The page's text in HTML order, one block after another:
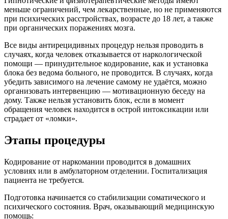
меньше ограничений, чем лекарственные, но не применяются
при психических расстройствах, возрасте до 18 лет, а также
при органических поражениях мозга.
Все виды антирецидивных процедур нельзя проводить в
случаях, когда человек отказывается от наркологической
помощи — принудительное кодирование, как и установка
блока без ведома больного, не проводится. В случаях, когда
убедить зависимого на лечение самому не удаётся, можно
организовать интервенцию — мотивационную беседу на
дому. Также нельзя установить блок, если в момент
обращения человек находится в острой интоксикации или
страдает от «ломки».
Этапы процедуры
Кодирование от наркомании проводится в домашних
условиях или в амбулаторном отделении. Госпитализация
пациента не требуется.
Подготовка начинается со стабилизации соматического и
психического состояния. Врач, оказывающий медицинскую
помощь: